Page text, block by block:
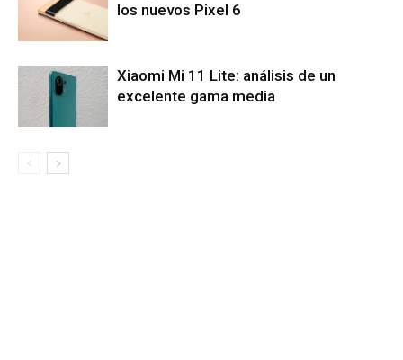
los nuevos Pixel 6
Xiaomi Mi 11 Lite: análisis de un
excelente gama media